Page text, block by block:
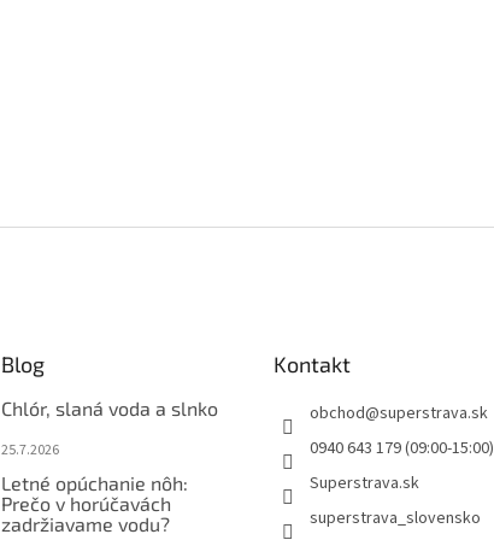
Blog
Chlór, slaná voda a slnko
25.7.2026
Letné opúchanie nôh:
Prečo v horúčavách
zadržiavame vodu?
Kontakt
obchod@superstrava.sk
0940 643 179 (09:00-15:00)
Superstrava.sk
superstrava_slovensko